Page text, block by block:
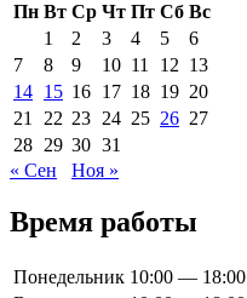
Пн Вт Ср Чт Пт Сб Вс
1
2 3 4 5
6
7
8 9 10 11 12 13
14 15 16 17 18 19 20
21
22 23 24 25 26 27
28 29 30 31
« Сен
Ноя »
Время работы
Понедельник 10:00 — 18:00